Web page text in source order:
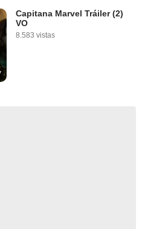
Capitana Marvel Tráiler (2)
VO
8.583 vistas